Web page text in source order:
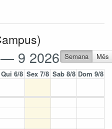
9 2026 Semana
Mês
Qui 6/8 Sex 7/8 Sab 8/8 Dom 9/8